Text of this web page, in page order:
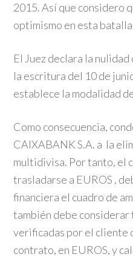
2015. Así que considero
optimismo en esta
El Juez declara la
la escritura del 10 de
establece la modalidad
Como consecuencia,
CAIXABANK S.A. a la
multidivisa. Por tanto, el
trasladarse a EUROS ,
financiera el cuadro de
también debe considerar
verificadas por el cliente
contrato, en EUROS, y